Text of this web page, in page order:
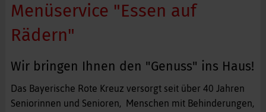
Menüservice "Essen auf
Rädern"
Wir bringen Ihnen den "Genuss" ins Haus!
Das Bayerische Rote Kreuz versorgt seit über 40 Jahren
Seniorinnen und Senioren, Menschen mit Behinderungen,